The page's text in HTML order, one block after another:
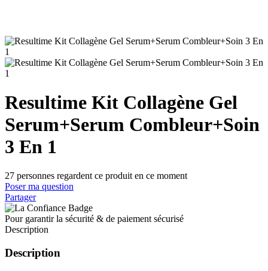
Resultime Kit Collagène Gel
Serum+Serum Combleur+Soin
3 En 1
27 personnes regardent ce produit en ce moment
Poser ma question
Partager
Pour garantir la sécurité & de paiement sécurisé
Description
Description